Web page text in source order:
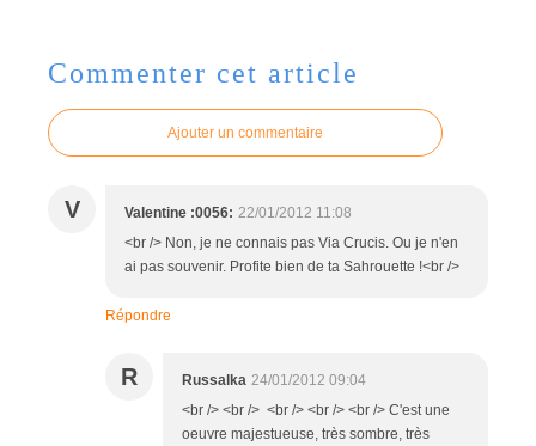
Commenter cet article
Ajouter un commentaire
V Valentine :0056: 22/01/2012 11:08
<br /> Non, je ne connais pas Via Crucis. Ou je n'en
ai pas souvenir. Profite bien de ta Sahrouette !<br />
Répondre
R Russalka 24/01/2012 09:04
<br /> <br /> <br /> <br /> <br /> C'est une
oeuvre majestueuse, très sombre, très